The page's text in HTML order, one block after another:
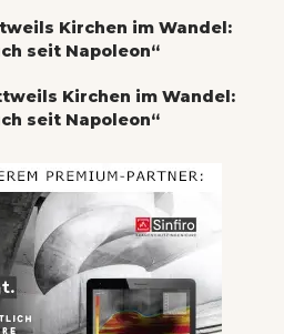
Kirchen im Wandel:
seit Napoleon“
Kirchen im Wandel:
seit Napoleon“